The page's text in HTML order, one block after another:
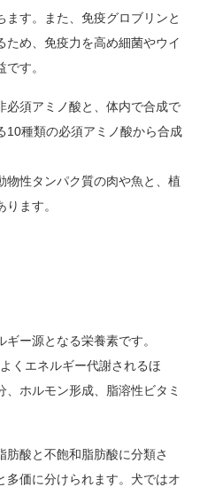
す。また、免疫グロブリンと
め、免疫力を高め細菌やウイ
す。
必須アミノ酸と、体内で合成で
10種類の必須アミノ酸から合成
物性タンパク質の肉や魚と、植
ます。
ー源となる栄養素です。
くエネルギー代謝されるほ
ホルモン形成、脂溶性ビタミ
肪酸と不飽和脂肪酸に分類さ
多価に分けられます。犬ではオ